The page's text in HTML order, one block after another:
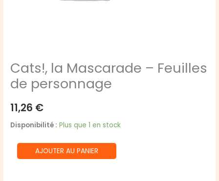
Cats!, la Mascarade – Feuilles
de personnage
11,26 €
Disponibilité : Plus que 1 en stock
quantité
de
AJOUTER AU PANIER